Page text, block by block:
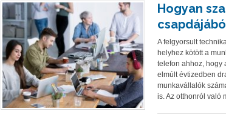
Hogyan
A felgyorsult
helyhez kötött a
telefon ahhoz, hogy
elmúlt évtizedben
munkavállalók
is. Az otthonról való